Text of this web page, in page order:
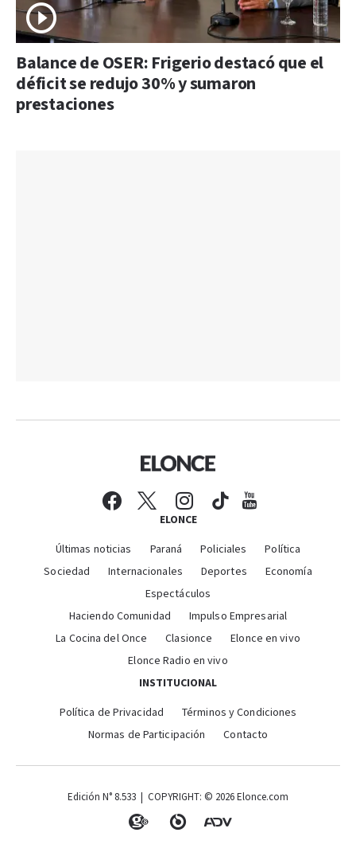
Balance de OSER: Frigerio destacó que el
déficit se redujo 30% y sumaron
prestaciones
ELONCE
Últimas noticias Paraná Policiales
Política
Sociedad
Internacionales Deportes
Economía
Espectáculos
Haciendo Comunidad
Impulso Empresarial
La Cocina del Once
Clasionce
Elonce en vivo
Elonce Radio en vivo
INSTITUCIONAL
Política de Privacidad
Términos y Condiciones
Normas de Participación
Contacto
Edición N° 8.533 | COPYRIGHT: © 2026 Elonce.com